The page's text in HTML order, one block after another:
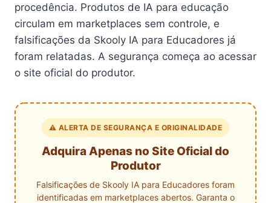
procedência. Produtos de IA para educação
circulam em marketplaces sem controle, e
falsificações da Skooly IA para Educadores já
foram relatadas. A segurança começa ao acessar
o site oficial do produtor.
⚠️ ALERTA DE SEGURANÇA E ORIGINALIDADE
Adquira Apenas no Site Oficial do
Produtor
Falsificações de Skooly IA para Educadores foram
identificadas em marketplaces abertos. Garanta o